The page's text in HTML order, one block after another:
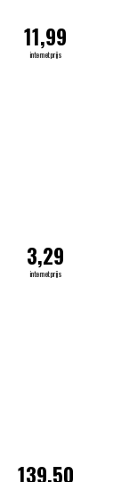
11,99
internetprijs
3,29
internetprijs
139,50